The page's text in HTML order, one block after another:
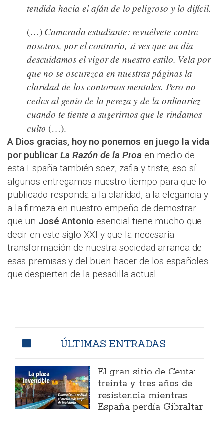
tendida hacia el afán de lo peligroso y lo difícil.
(…) Camarada estudiante: revuélvete contra
nosotros, por el contrario, si ves que un día
descuidamos el vigor de nuestro estilo. Vela por
que no se oscurezca en nuestras páginas la
claridad de los contornos mentales. Pero no
cedas al genio de la pereza y de la ordinariez
cuando te tiente a sugerirnos que le rindamos
culto (…).
A Dios gracias, hoy no ponemos en juego la vida
por publicar La Razón de la Proa en medio de
esta España también soez, zafia y triste; eso sí:
algunos entregamos nuestro tiempo para que lo
publicado responda a la claridad, a la elegancia y
a la firmeza en nuestro empeño de demostrar
que un José Antonio esencial tiene mucho que
decir en este siglo XXI y que la necesaria
transformación de nuestra sociedad arranca de
esas premisas y del buen hacer de los españoles
que despierten de la pesadilla actual.
ÚLTIMAS ENTRADAS
El gran sitio de Ceuta:
treinta y tres años de
resistencia mientras
España perdía Gibraltar